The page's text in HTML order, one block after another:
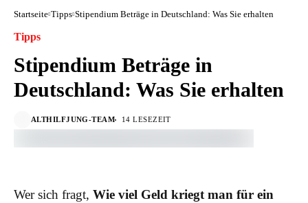
Startseite Tipps Stipendium Beträge in Deutschland: Was Sie erhalten
Tipps
Stipendium Beträge in
Deutschland: Was Sie erhalten
ALTHILFJUNG-TEAM 14 LESEZEIT
Wer sich fragt, Wie viel Geld kriegt man für ein